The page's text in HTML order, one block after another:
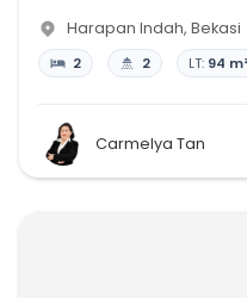
Harapan Indah, Bekasi
2 2 LT: 94 m²
Carmelya Tan